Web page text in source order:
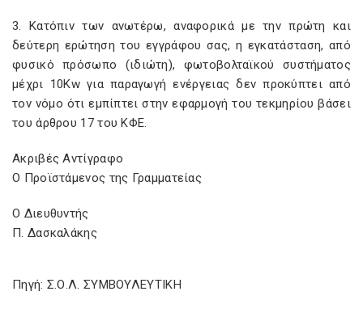
3. Κατόπιν των ανωτέρω, αναφορικά με την πρώτη και
δεύτερη ερώτηση του εγγράφου σας, η εγκατάσταση, από
φυσικό πρόσωπο (ιδιώτη), φωτοβολταϊκού συστήματος
μέχρι 10Kw για παραγωγή ενέργειας δεν προκύπτει από
τον νόμο ότι εμπίπτει στην εφαρμογή του τεκμηρίου βάσει
του άρθρου 17 του ΚΦΕ.
Ακριβές Αντίγραφο
Ο Προϊστάμενος της Γραμματείας
Ο Διευθυντής
Π. Δασκαλάκης
Πηγή: Σ.Ο.Λ. ΣΥΜΒΟΥΛΕΥΤΙΚΗ